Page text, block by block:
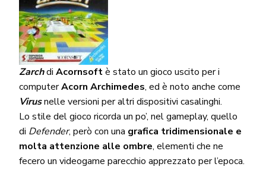
ZarchdiAcornsoftè stato un gioco uscito per i
computerAcorn Archimedes, ed è noto anche come
Virusnelle versioni per altri dispositivi casalinghi.
Lo stile del gioco ricorda un po’, nel gameplay, quello
di Defender, però con una grafica tridimensionale e
molta attenzione alle ombre, elementi che ne
fecero un videogame parecchio apprezzato per l’epoca.